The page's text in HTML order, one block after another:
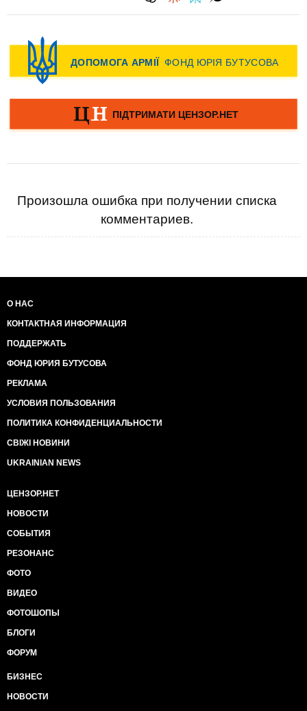
Произошла ошибка при получении списка
комментариев.
О НАС
КОНТАКТНАЯ ИНФОРМАЦИЯ
ПОДДЕРЖАТЬ
ФОНД ЮРИЯ БУТУСОВА
РЕКЛАМА
УСЛОВИЯ ПОЛЬЗОВАНИЯ
ПОЛИТИКА КОНФИДЕНЦИАЛЬНОСТИ
СВІЖІ НОВИНИ
UKRAINIAN NEWS
ЦЕНЗОР.НЕТ
НОВОСТИ
СОБЫТИЯ
РЕЗОНАНС
ФОТО
ВИДЕО
ФОТОШОПЫ
БЛОГИ
ФОРУМ
БИЗНЕС
НОВОСТИ